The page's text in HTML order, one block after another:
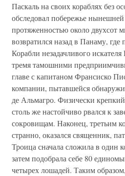
Паскаль на своих кораблях без
обследовал побережье
протяженностью около двухсот
возвратился назад в Панаму, где
Корабли незадачливого
тремя тамошними
главе с капитаном Франсиско
компании, пытавшейся
де Альмагро. Физически
столь же настойчиво рвался к
сокровищам. Наконец, третьим
странно, оказался священник,
Троица сначала сложила в один
затем подобрала себе 80
четырех лошадей. Таким